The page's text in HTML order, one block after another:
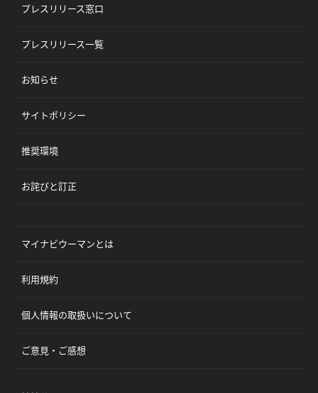
プレスリリース窓口
プレスリリース一覧
お知らせ
サイトポリシー
推奨環境
お詫びと訂正
マイナビウーマンとは
利用規約
個人情報の取扱いについて
ご意見・ご感想